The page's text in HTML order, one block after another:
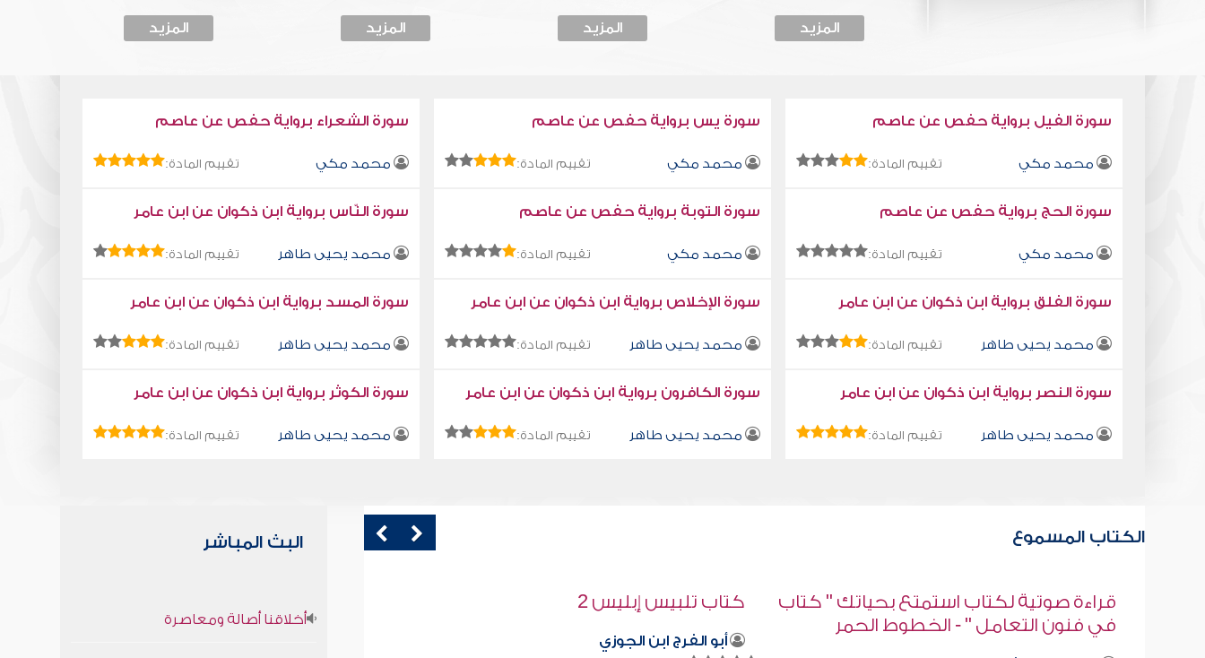
المزيد المزيد المزيد المزيد
سورة الفيل برواية حفص عن عاصم
محمد مكي تقييم المادة:
سورة يس برواية حفص عن عاصم
محمد مكي تقييم المادة:
سورة الشعراء برواية حفص عن عاصم
محمد مكي تقييم المادة:
سورة الحج برواية حفص عن عاصم
محمد مكي تقييم المادة:
سورة التوبة برواية حفص عن عاصم
محمد مكي تقييم المادة:
سورة النّاس برواية ابن ذكوان عن ابن عامر
محمد يحيى طاهر تقييم المادة:
سورة الفلق برواية ابن ذكوان عن ابن عامر
محمد يحيى طاهر تقييم المادة:
سورة الإخلاص برواية ابن ذكوان عن ابن عامر
محمد يحيى طاهر تقييم المادة:
سورة المسد برواية ابن ذكوان عن ابن عامر
محمد يحيى طاهر تقييم المادة:
سورة النصر برواية ابن ذكوان عن ابن عامر
محمد يحيى طاهر تقييم المادة:
سورة الكافرون برواية ابن ذكوان عن ابن عامر
محمد يحيى طاهر تقييم المادة:
سورة الكوثر برواية ابن ذكوان عن ابن عامر
محمد يحيى طاهر تقييم المادة:
الكتاب المسموع
كتاب تلبيس إبليس 2
أبو الفرج ابن الجوزي
كتاب تلبيس إبليس 20
أبو الفرج ابن الجوزي
البث المباشر
أخلاقنا أصالة ومعاصرة